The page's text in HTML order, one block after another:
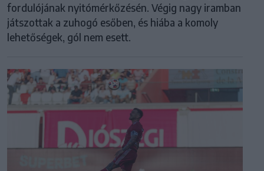
fordulójának nyitómérkőzésén. Végig nagy iramban
játszottak a zuhogó esőben, és hiába a komoly
lehetőségek, gól nem esett.